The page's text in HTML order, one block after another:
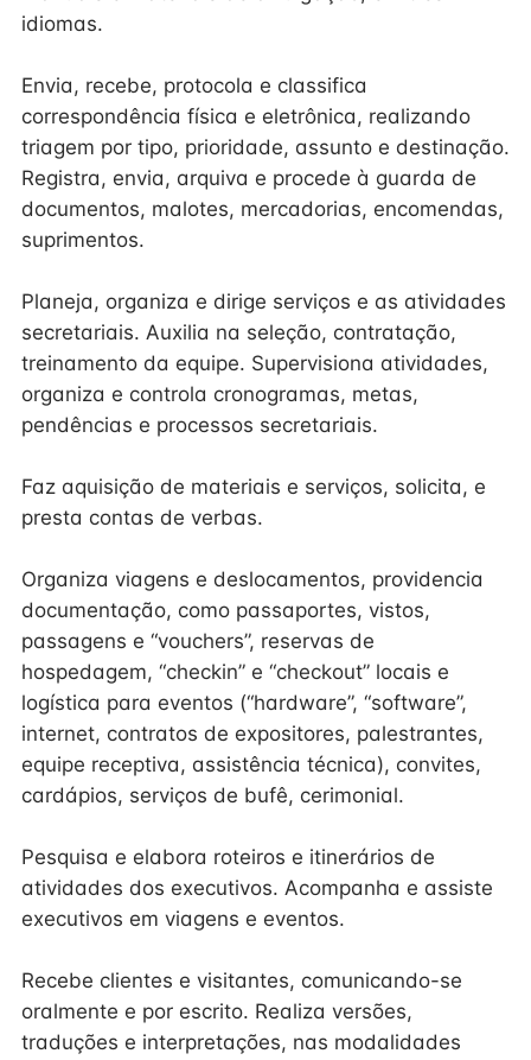
idiomas.
Envia, recebe, protocola e classifica
correspondência física e eletrônica, realizando
triagem por tipo, prioridade, assunto e destinação.
Registra, envia, arquiva e procede à guarda de
documentos, malotes, mercadorias, encomendas,
suprimentos.
Planeja, organiza e dirige serviços e as atividades
secretariais. Auxilia na seleção, contratação,
treinamento da equipe. Supervisiona atividades,
organiza e controla cronogramas, metas,
pendências e processos secretariais.
Faz aquisição de materiais e serviços, solicita, e
presta contas de verbas.
Organiza viagens e deslocamentos, providencia
documentação, como passaportes, vistos,
passagens e “vouchers”, reservas de
hospedagem, “checkin” e “checkout” locais e
logística para eventos (“hardware”, “software”,
internet, contratos de expositores, palestrantes,
equipe receptiva, assistência técnica), convites,
cardápios, serviços de bufê, cerimonial.
Pesquisa e elabora roteiros e itinerários de
atividades dos executivos. Acompanha e assiste
executivos em viagens e eventos.
Recebe clientes e visitantes, comunicando-se
oralmente e por escrito. Realiza versões,
traduções e interpretações, nas modalidades